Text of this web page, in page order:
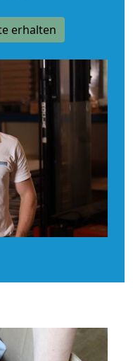
erhalten